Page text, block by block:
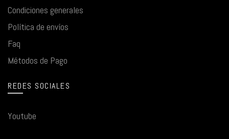
Condiciones generales
Política de envíos
Faq
Métodos de Pago
REDES SOCIALES
Youtube